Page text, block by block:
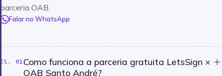
parceria OAB.
Falar no WhatsApp
Cl. 01 Como funciona a parceria gratuita LetsSign ×
OAB Santo André?